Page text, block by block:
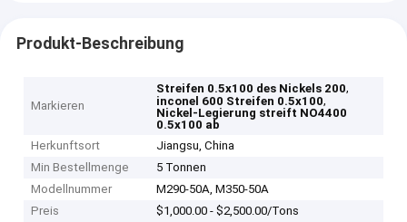
Produkt-Beschreibung
Markieren
Streifen 0.5x100 des Nickels 200,
inconel 600 Streifen 0.5x100,
Nickel-Legierung streift NO4400
0.5x100 ab
Herkunftsort
Jiangsu, China
Min Bestellmenge
5 Tonnen
Modellnummer
M290-50A, M350-50A
Preis
$1,000.00 - $2,500.00/Tons